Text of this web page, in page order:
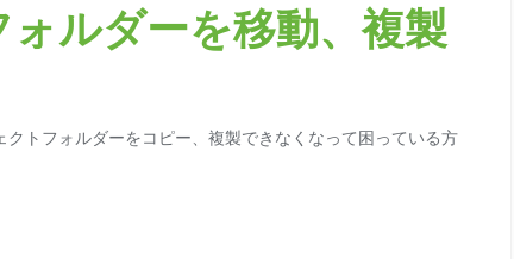
ルダーを移動、複製
トフォルダーをコピー、複製できなくなって困っている方